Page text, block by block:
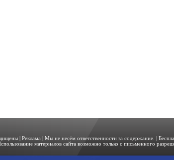
|Реклама
| Мы не несём ответственности за содержание. |
материалов сайта возможно только с письменного